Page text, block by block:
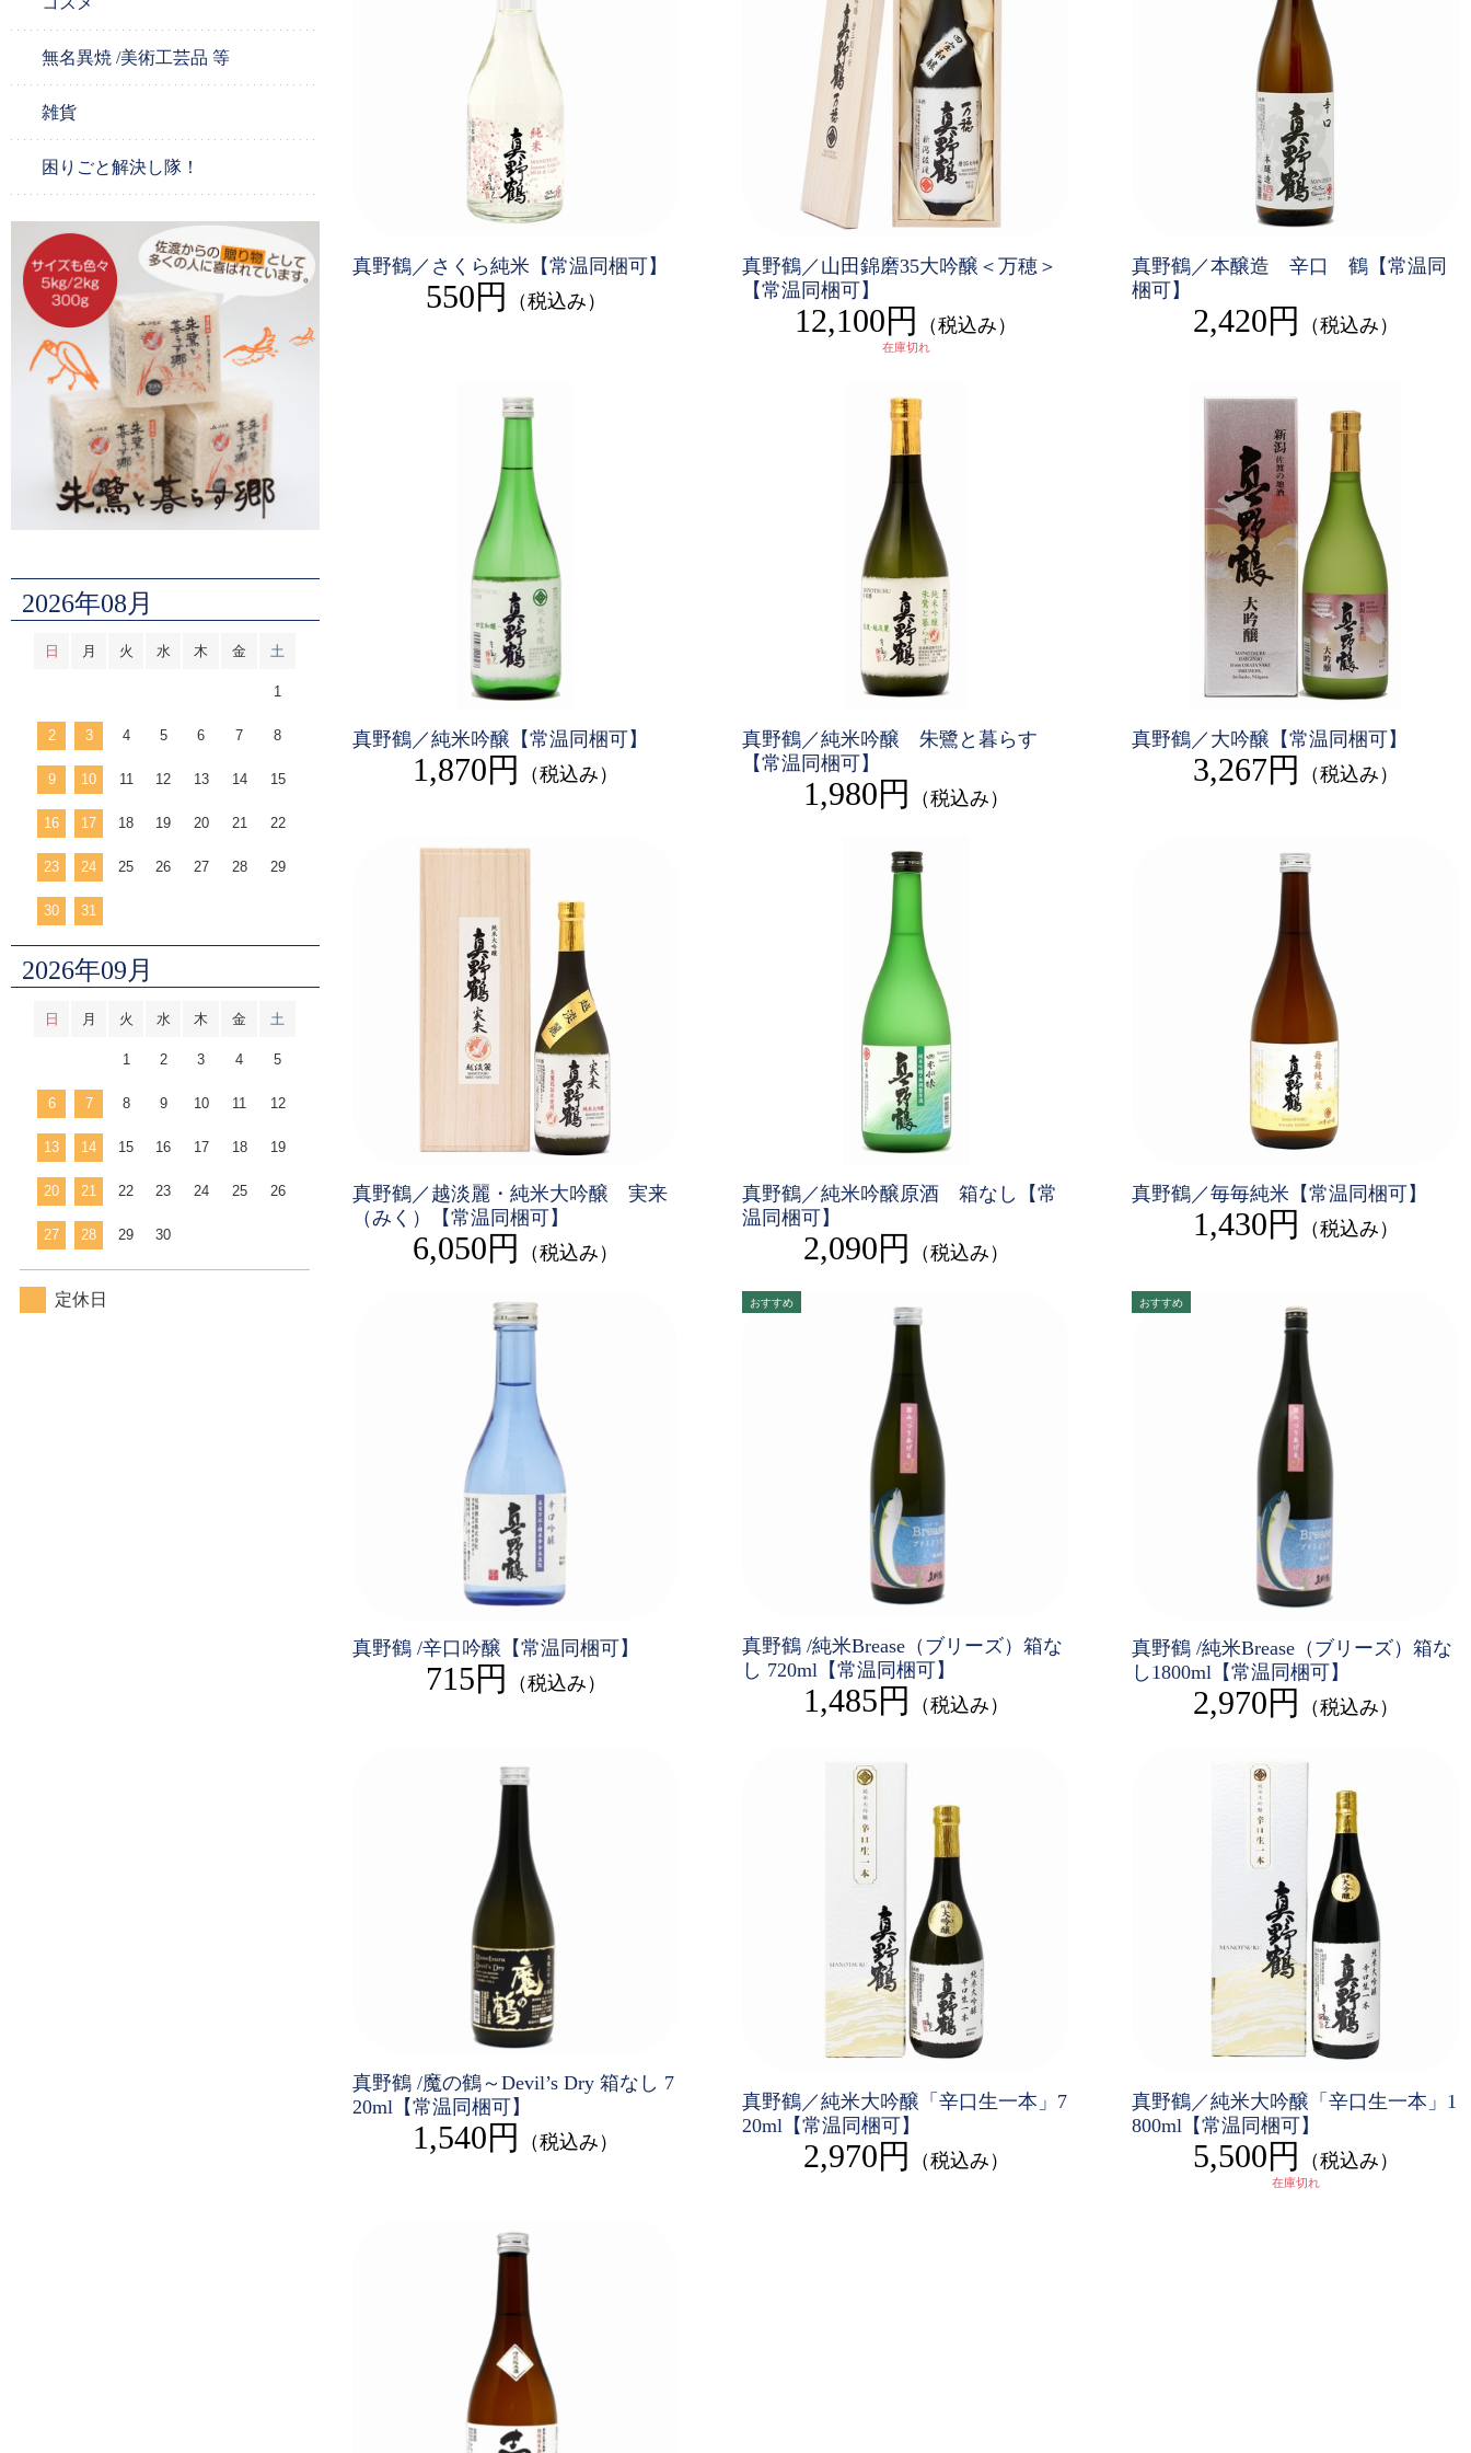
真野鶴／さくら純米【常温同梱可】
550円 （税込み）
真野鶴／山田錦磨35大吟醸＜万穂＞
【常温同梱可】
12,100円 （税込み）
在庫切れ
真野鶴／本醸造 辛口 鶴【常温同
梱可】
2,420円 （税込み）
真野鶴／純米吟醸【常温同梱可】
1,870円 （税込み）
真野鶴／純米吟醸 朱鷺と暮らす
【常温同梱可】
1,980円 （税込み）
真野鶴／大吟醸【常温同梱可】
3,267円 （税込み）
真野鶴／越淡麗・純米大吟醸 実来
（みく）【常温同梱可】
6,050円 （税込み）
真野鶴／純米吟醸原酒 箱なし【常
温同梱可】
2,090円 （税込み）
真野鶴／毎毎純米【常温同梱可】
1,430円 （税込み）
真野鶴 /辛口吟醸【常温同梱可】
715円 （税込み）
真野鶴 /純米Brease（ブリーズ）箱な
し 720ml【常温同梱可】
1,485円 （税込み）
真野鶴 /純米Brease（ブリーズ）箱な
し1800ml【常温同梱可】
2,970円 （税込み）
真野鶴 /魔の鶴～Devil’s Dry 箱なし 7
20ml【常温同梱可】
1,540円 （税込み）
真野鶴／純米大吟醸「辛口生一本」7
20ml【常温同梱可】
2,970円 （税込み）
真野鶴／純米大吟醸「辛口生一本」1
800ml【常温同梱可】
5,500円 （税込み）
在庫切れ
無名異焼 /美術工芸品 等
雑貨
困りごと解決し隊！
2026年08月
日 月 火 水 木 金 土
1
2 3 4 5 6 7 8
9 10 11 12 13 14 15
16 17 18 19 20 21 22
23 24 25 26 27 28 29
30 31
2026年09月
日 月 火 水 木 金 土
1 2 3 4 5
6 7 8 9 10 11 12
13 14 15 16 17 18 19
20 21 22 23 24 25 26
27 28 29 30
定休日